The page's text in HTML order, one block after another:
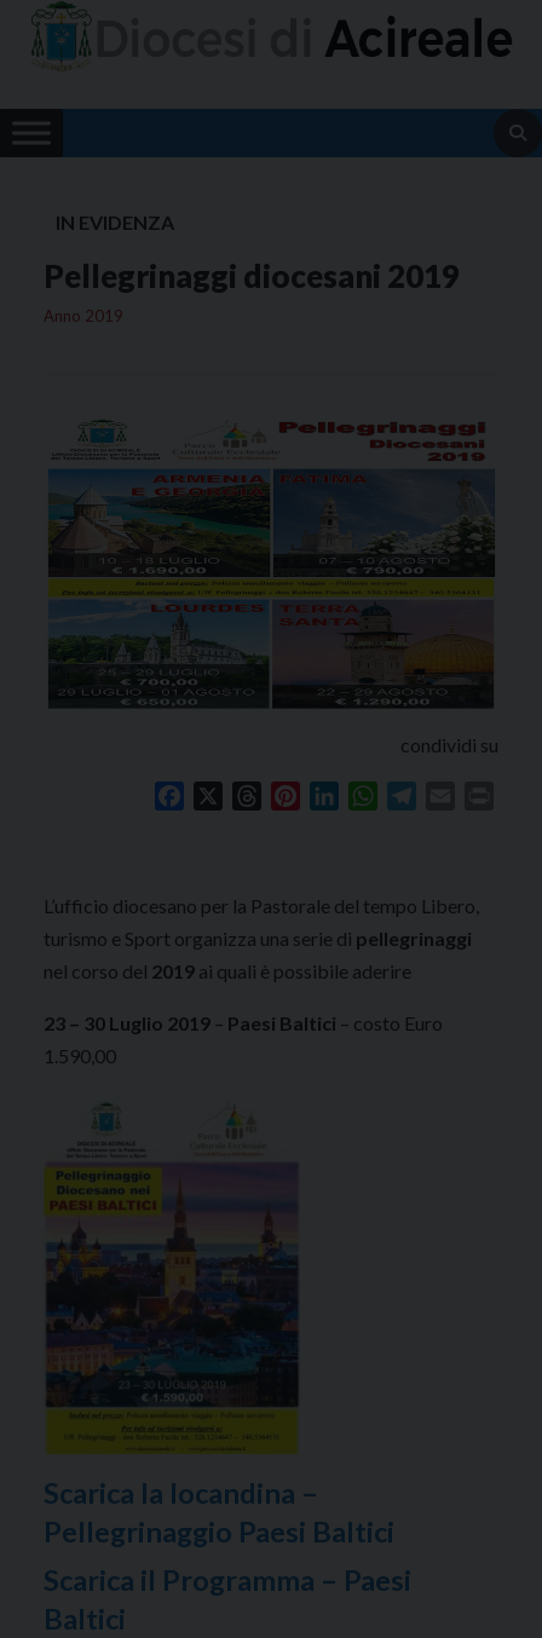
Skip
IN EVIDENZA
Pellegrinaggi diocesani 2019
Anno 2019
condividi su
Facebook ThreadsPinterestLinkedInWhatsApp
L’ufficio diocesano per la Pastorale del tempo Libero,
turismo e Sport organizza una serie di pellegrinaggi
nel corso del 2019 ai quali è possibile aderire
23 – 30 Luglio 2019 – Paesi Baltici – costo Euro
1.590,00
Scarica la locandina –
Pellegrinaggio Paesi Baltici
Scarica il Programma – Paesi
Baltici